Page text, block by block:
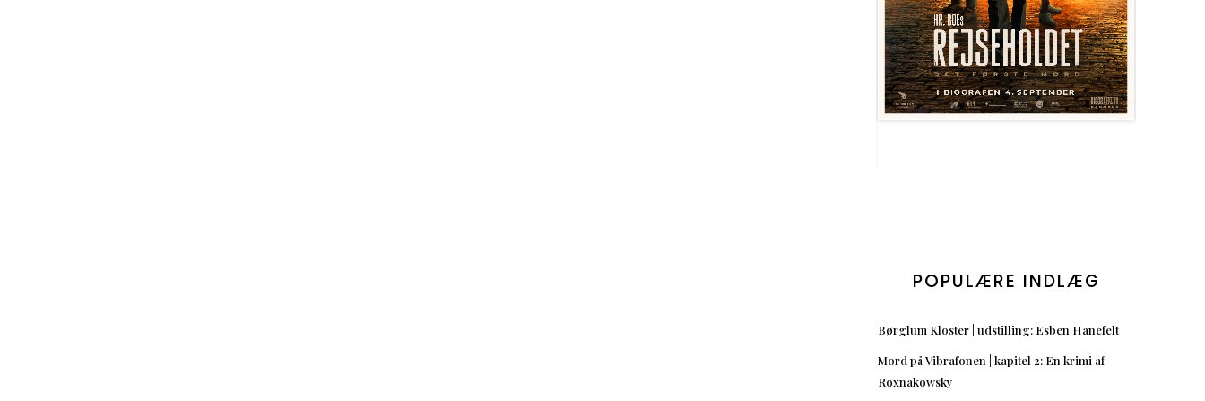
POPULÆRE INDLÆG
Børglum Kloster | udstilling: Esben Hanefelt
Mord på Vibrafonen | kapitel 2: En krimi af
Roxnakowsky